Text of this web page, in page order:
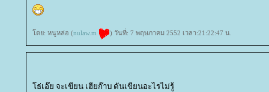
ดย: หนูหล่อ (nulaw.m ) วันที่: 7 พฤษภาคม 2552 เวลา:21:22:47 น.
ธ่เอ๊ย จะเขียน เฮียก๊าบ ดันเขียนอะไรไม่รู้